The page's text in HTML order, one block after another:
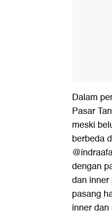
Dalam
Pasar
meski
berbeda
dengan
dan
pasang
inner